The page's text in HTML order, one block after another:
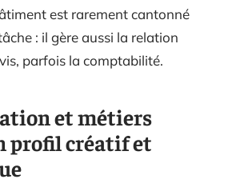
est rarement cantonné
: il gère aussi la relation
parfois la comptabilité.
et métiers
profil créatif et